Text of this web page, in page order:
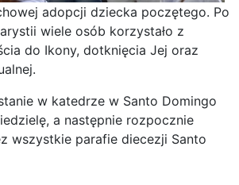
adopcji dziecka poczętego. Po
wiele osób korzystało z
do Ikony, dotknięcia Jej oraz
w katedrze w Santo Domingo
a następnie rozpocznie
wszystkie parafie diecezji Santo